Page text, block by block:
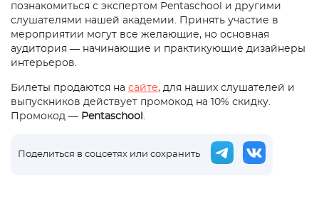
познакомиться с экспертом Pentaschool и другими
слушателями нашей академии. Принять участие в
мероприятии могут все желающие, но основная
аудитория — начинающие и практикующие дизайнеры
интерьеров.
Билеты продаются на сайте, для наших слушателей и
выпускников действует промокод на 10% скидку.
Промокод — Pentaschool .
Поделиться в соцсетях или сохранить